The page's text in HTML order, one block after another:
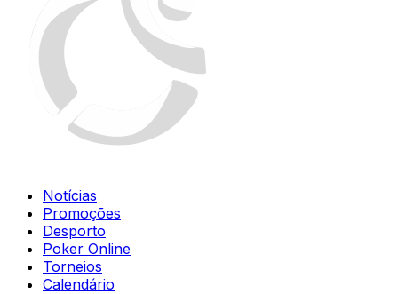
Notícias
Promoções
Desporto
Poker Online
Torneios
Calendário